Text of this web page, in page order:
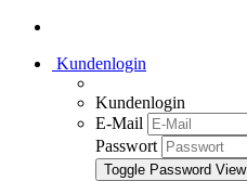
Kundenlogin
Kundenlogin
E-Mail
Passwort
Toggle Password View